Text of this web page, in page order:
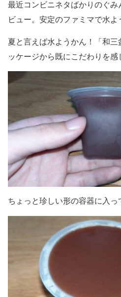
最近コンビニネタばかりのぐ
ビュー。安定のファミマで水よ
夏と言えば水ようかん！「和
ッケージから既にこだわりを感
ちょっと珍しい形の容器に入っ